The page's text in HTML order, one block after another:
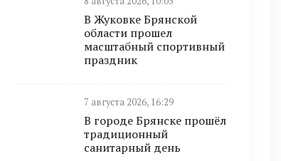
В Жуковке Брянской
области прошел
масштабный спортивный
праздник
7 августа 2026, 16:29
В городе Брянске прошёл
традиционный
санитарный день